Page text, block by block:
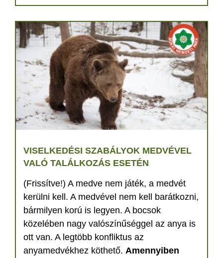
VISELKEDÉSI SZABÁLYOK MEDVÉVEL
VALÓ TALÁLKOZÁS ESETÉN
(Frissítve!) A medve nem játék, a medvét
kerülni kell. A medvével nem kell barátkozni,
bármilyen korú is legyen. A bocsok
közelében nagy valószínűséggel az anya is
ott van. A legtöbb konfliktus az
anyamedvékhez köthető. Amennyiben